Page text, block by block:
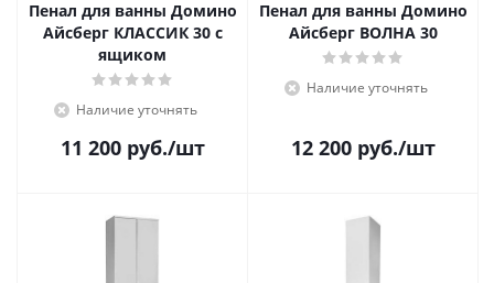
Пенал для ванны Домино
Айсберг КЛАССИК 30 с
ящиком
Наличие уточнять
11 200руб./шт
Пенал для ванны Домино
Айсберг ВОЛНА 30
Наличие уточнять
12 200руб./шт